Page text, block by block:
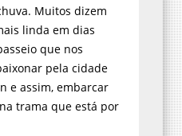
Muitos dizem
linda em dias
que nos
pela cidade
e assim, embarcar
trama que está por